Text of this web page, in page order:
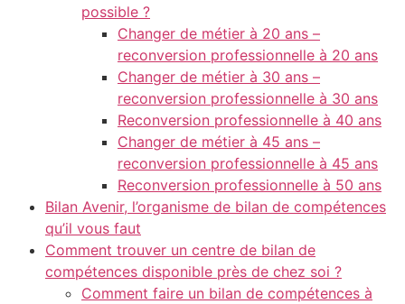
possible ?
Changer de métier à 20 ans –
reconversion professionnelle à 20 ans
Changer de métier à 30 ans –
reconversion professionnelle à 30 ans
Reconversion professionnelle à 40 ans
Changer de métier à 45 ans –
reconversion professionnelle à 45 ans
Reconversion professionnelle à 50 ans
Bilan Avenir, l’organisme de bilan de compétences
qu’il vous faut
Comment trouver un centre de bilan de
compétences disponible près de chez soi ?
Comment faire un bilan de compétences à
des offres